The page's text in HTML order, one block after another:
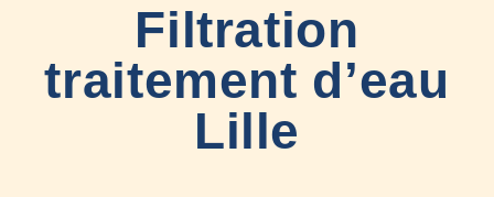
Filtration
traitement d’eau
Lille